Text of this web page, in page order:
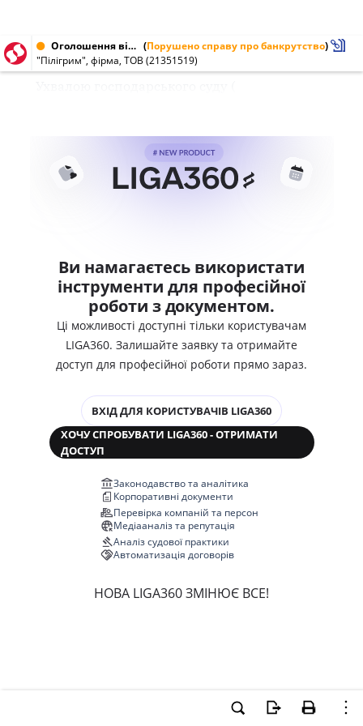
Оголошення від 17.07.2003 № 21351519 (Порушено справу про банкрутство)
"Пілігрим", фірма, ТОВ (21351519)
Ви намагаєтесь використати
інструменти для професійної
роботи з документом.
Ці можливості доступні тільки користувачам
LIGA360. Залишайте заявку та отримайте
доступ для професійної роботи прямо зараз.
ВХІД ДЛЯ КОРИСТУВАЧІВ LIGA360
ХОЧУ СПРОБУВАТИ LIGA360 - ОТРИМАТИ
ДОСТУП
Законодавство та аналітика
Корпоративні документи
Перевірка компаній та персон
Медіааналіз та репутація
Аналіз судової практики
Автоматизація договорів
НОВА LIGA360 ЗМІНЮЄ ВСЕ!